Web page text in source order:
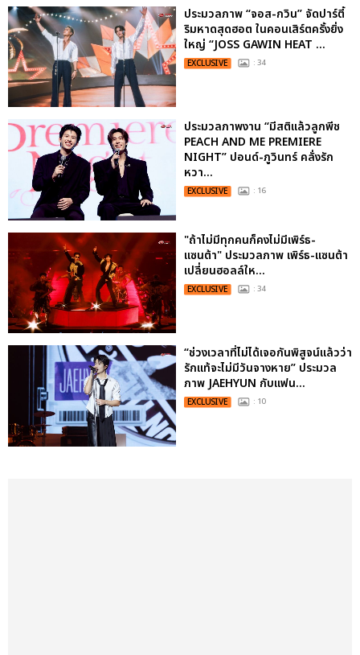
ประมวลภาพ “จอส-กวิน” จัดปาร์ตี้
ริมหาดสุดฮอต ในคอนเสิร์ตครั้งยิ่ง
ใหญ่ “JOSS GAWIN HEAT ...
EXCLUSIVE : 34
ประมวลภาพงาน “มีสติแล้วลูกพีช
PEACH AND ME PREMIERE
NIGHT” ปอนด์-ภูวินทร์ คลั่งรัก
หวา...
EXCLUSIVE : 16
"ถ้าไม่มีทุกคนก็คงไม่มีเพิร์ธ-
แซนต้า" ประมวลภาพ เพิร์ธ-แซนต้า
เปลี่ยนฮอลล์ให...
EXCLUSIVE : 34
“ช่วงเวลาที่ไม่ได้เจอกันพิสูจน์แล้วว่า
รักแท้จะไม่มีวันจางหาย” ประมวล
ภาพ JAEHYUN กับแฟน...
EXCLUSIVE : 10